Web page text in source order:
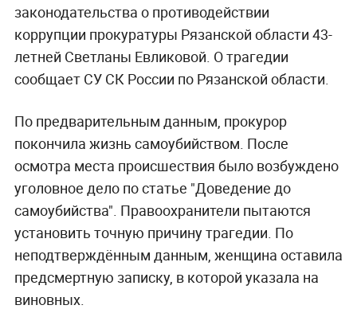
законодательства о противодействии
коррупции прокуратуры Рязанской области 43-
летней Светланы Евликовой. О трагедии
сообщает СУ СК России по Рязанской области.
По предварительным данным, прокурор
покончила жизнь самоубийством. После
осмотра места происшествия было возбуждено
уголовное дело по статье "Доведение до
самоубийства". Правоохранители пытаются
установить точную причину трагедии. По
неподтверждённым данным, женщина оставила
предсмертную записку, в которой указала на
виновных.